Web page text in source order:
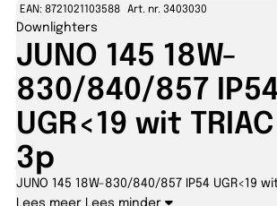
EAN: 8721021103588 Art. nr. 3403030
Downlighters
JUNO 145 18W-
830/840/857
UGR<19 wit
3p
JUNO 145 18W-830/840/857 IP54 UGR<19
Lees meer Lees minder